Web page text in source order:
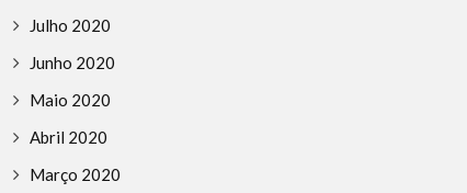
LÍBANO
Vídeo que mostra ‘míssil’
fake
Julho 2020
Junho 2020
Maio 2020
Abril 2020
Março 2020